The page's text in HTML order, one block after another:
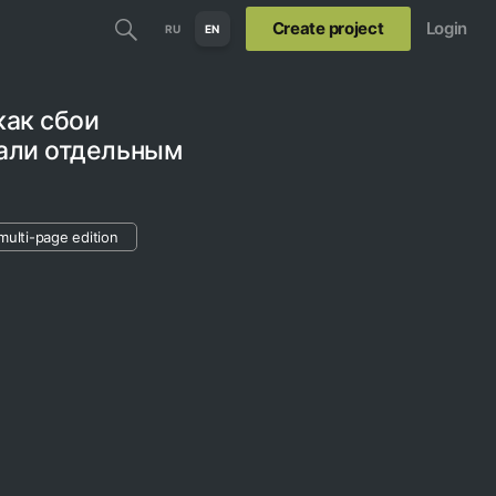
RU EN Create project Login
сбои
отдельным
page edition